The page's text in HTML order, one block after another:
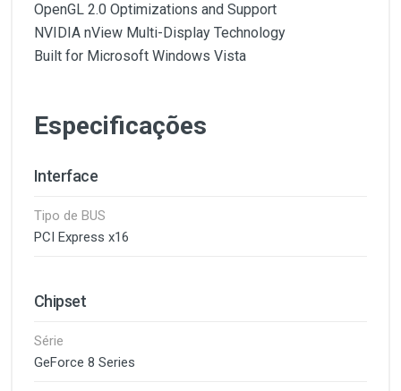
OpenGL 2.0 Optimizations and Support
NVIDIA nView Multi-Display Technology
Built for Microsoft Windows Vista
Especificações
Interface
Tipo de BUS
PCI Express x16
Chipset
Série
GeForce 8 Series